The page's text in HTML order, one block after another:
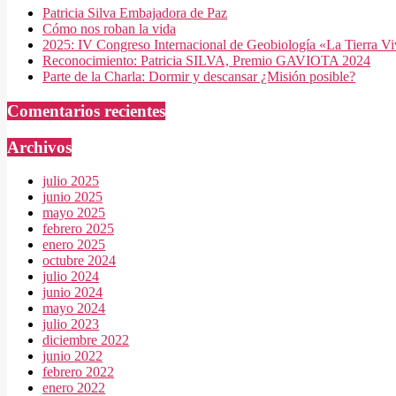
Patricia Silva Embajadora de Paz
Cómo nos roban la vida
2025: IV Congreso Internacional de Geobiología «La Tierra
Reconocimiento: Patricia SILVA, Premio GAVIOTA 2024
Parte de la Charla: Dormir y descansar ¿Misión posible?
Comentarios recientes
Archivos
julio 2025
junio 2025
mayo 2025
febrero 2025
enero 2025
octubre 2024
julio 2024
junio 2024
mayo 2024
julio 2023
diciembre 2022
junio 2022
febrero 2022
enero 2022